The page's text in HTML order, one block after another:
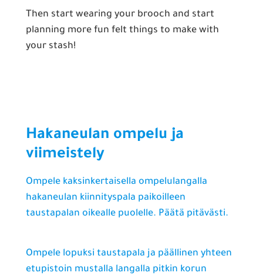
Then start wearing your brooch and start
planning more fun felt things to make with
your stash!
Hakaneulan ompelu ja
viimeistely
Ompele kaksinkertaisella ompelulangalla
hakaneulan kiinnityspala paikoilleen
taustapalan oikealle puolelle. Päätä pitävästi.
Ompele lopuksi taustapala ja päällinen yhteen
etupistoin mustalla langalla pitkin korun